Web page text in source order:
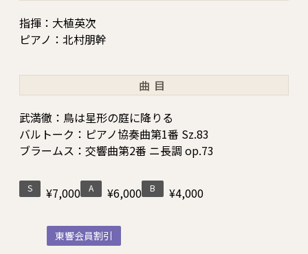
指揮：大植英次
ピアノ：北村朋幹
曲目
武満徹：鳥は星形の庭に降りる
バルトーク：ピアノ協奏曲第1番 Sz.83
ブラームス：交響曲第2番 ニ長調 op.73
S ¥7,000 A ¥6,000 B ¥4,000
東響会員割引